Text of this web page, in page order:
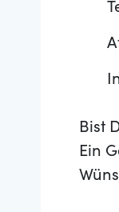
Bist
Ein